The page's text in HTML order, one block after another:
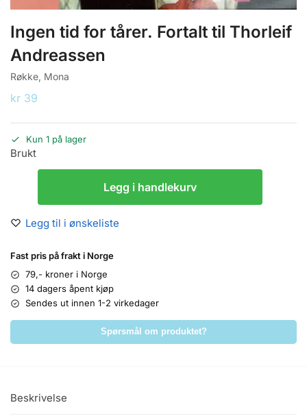
Ingen tid for tårer. Fortalt til Thorleif
Andreassen
Røkke, Mona
kr 39
Kun 1 på lager
Brukt
Legg i handlekurv
Legg til i ønskeliste
Fast pris på frakt i Norge
79,- kroner i Norge
14 dagers åpent kjøp
Sendes ut innen 1-2 virkedager
Spørsmål om produktet?
Beskrivelse